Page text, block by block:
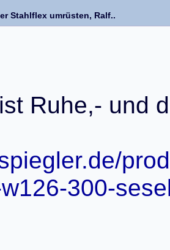
Stahlflex umrüsten, Ralf..
ist Ruhe,- und d
300-